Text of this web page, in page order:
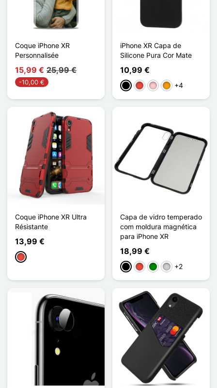
Coque iPhone XR
Personnalisée
15,99 € 25,99 €
-10,00 €
iPhone XR Capa de
Silicone Pura Cor Mate
10,99 €
PretoVermelho
RosaLaranja
+4
Coque iPhone XR Ultra
Résistante
13,99 €
Vermelho
Capa de vidro temperado
com moldura magnética
para iPhone XR
18,99 €
PretoVermelho
VerdePrata+2